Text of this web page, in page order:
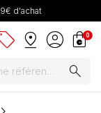
d'achat
pin_drop account_circle shopping_bag
0
search